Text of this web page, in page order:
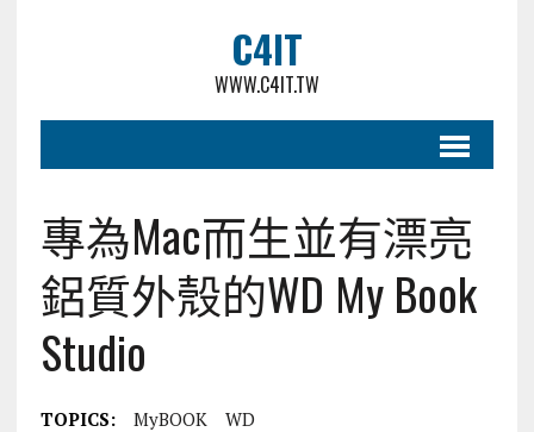
C4IT
WWW.C4IT.TW
專為Mac而生並有漂亮
鋁質外殼的WD My Book
Studio
TOPICS: MyBOOK WD